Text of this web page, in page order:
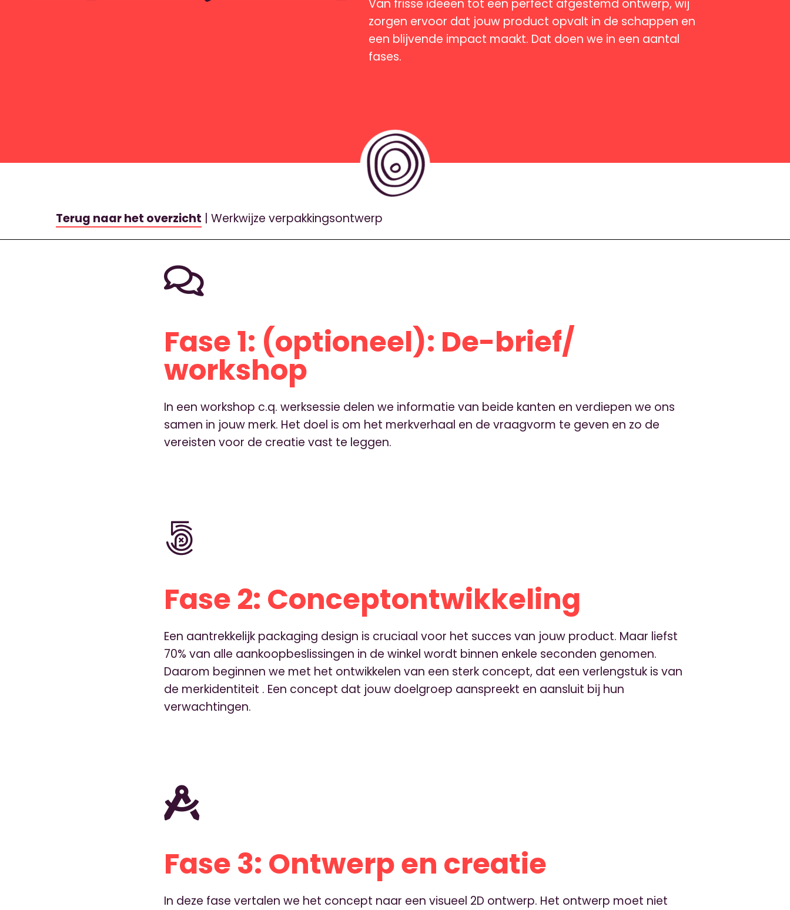
Van frisse ideeën tot een perfect afgestemd ontwerp, wij
zorgen ervoor dat jouw product opvalt in de schappen en
een blijvende impact maakt. Dat doen we in een aantal
fases.
Terug naar het overzicht | Werkwijze verpakkingsontwerp
Fase 1: (optioneel): De-brief/
workshop
In een workshop c.q. werksessie delen we informatie van beide kanten en verdiepen we ons
samen in jouw merk. Het doel is om het merkverhaal en de vraagvorm te geven en zo de
vereisten voor de creatie vast te leggen.
Fase 2: Conceptontwikkeling
Een aantrekkelijk packaging design is cruciaal voor het succes van jouw product. Maar liefst
70% van alle aankoopbeslissingen in de winkel wordt binnen enkele seconden genomen.
Daarom beginnen we met het ontwikkelen van een sterk concept, dat een verlengstuk is van
de merkidentiteit . Een concept dat jouw doelgroep aanspreekt en aansluit bij hun
verwachtingen.
Fase 3: Ontwerp en creatie
In deze fase vertalen we het concept naar een visueel 2D ontwerp. Het ontwerp moet niet